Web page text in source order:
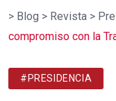
> Blog > Revista >
compromiso con la
#PRESIDENCIA